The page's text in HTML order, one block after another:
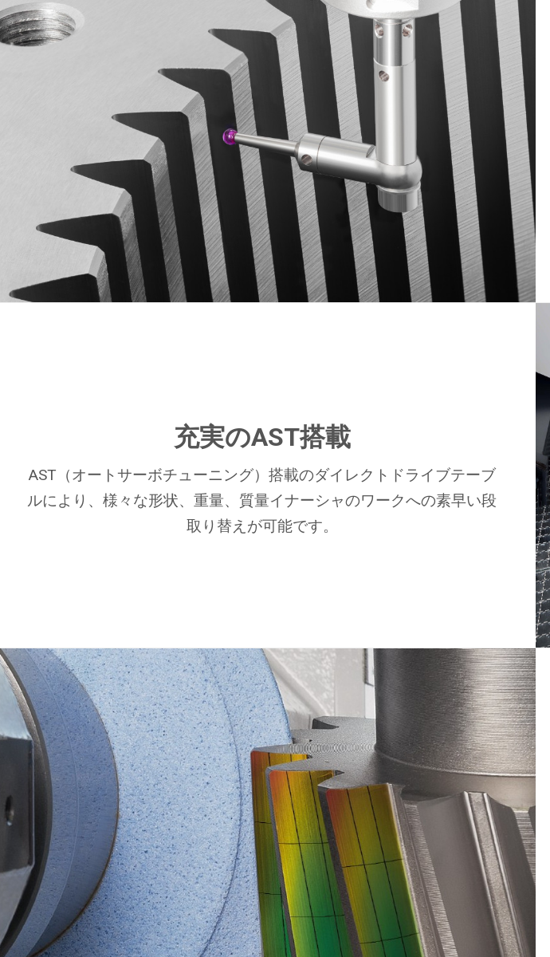
充実のAST搭載
AST（オートサーボチューニング）搭載のダイレクトドライブテーブ
ルにより、様々な形状、重量、質量イナーシャのワークへの素早い段
取り替えが可能です。